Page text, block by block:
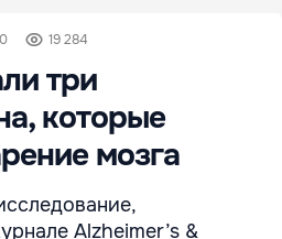
19 284
три
которые
мозга
Alzheimer’s &